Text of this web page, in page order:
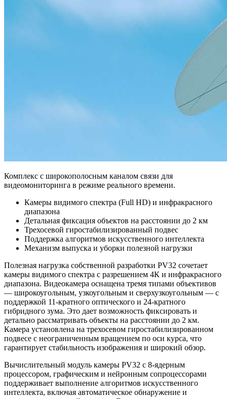
Комплекс с широкополосным каналом связи для
видеомониторинга в режиме реального времени.
Камеры видимого спектра (Full HD) и инфракрасного
диапазона
Детальная фиксация объектов на расстоянии до 2 км
Трехосевой гиростабилизированный подвес
Поддержка алгоритмов искусственного интеллекта
Механизм выпуска и уборки полезной нагрузки
Полезная нагрузка собственной разработки PV32 сочетает
камеры видимого спектра с разрешением 4К и инфракрасного
диапазона. Видеокамера оснащена тремя типами объективов
— широкоугольным, узкоугольным и сверхузкоугольным — с
поддержкой 11-кратного оптического и 24-кратного
гибридного зума. Это дает возможность фиксировать и
детально рассматривать объекты на расстоянии до 2 км.
Камера установлена на трехосевом гиростабилизированном
подвесе с неограниченным вращением по оси курса, что
гарантирует стабильность изображения и широкий обзор.
Вычислительный модуль камеры PV32 с 8-ядерным
процессором, графическим и нейронным сопроцессорами
поддерживает выполнение алгоритмов искусственного
интеллекта, включая автоматическое обнаружение и